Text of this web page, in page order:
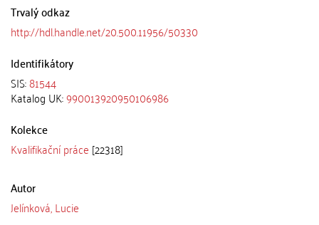
Trvalý odkaz
http://hdl.handle.net/20.500.11956/50330
Identifikátory
SIS:81544
Katalog UK:990013920950106986
Kolekce
Kvalifikační práce [22318]
Autor
Jelínková, Lucie